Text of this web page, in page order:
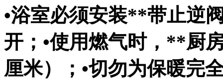
•浴室必须安装**带止逆
开；•使用燃气时，**厨
厘米）；•切勿为保暖完